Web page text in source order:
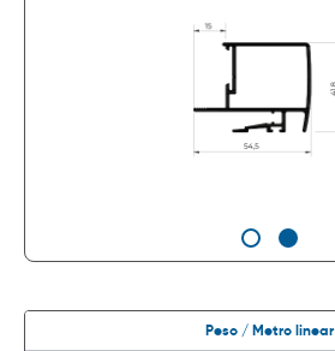
Peso / Metro linear